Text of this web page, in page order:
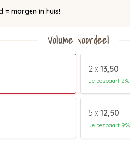
= morgen in huis!
Volume voordeel
2 x 13,50
Je bespaart 2%
5 x 12,50
Je bespaart 9%